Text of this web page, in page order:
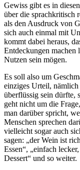
Gewiss gibt es in
über die sprachkritisch
als den Ausdruck von
sich auch einmal mit
kommt dabei heraus,
Entdeckungen machen
Nutzen sein mögen.
Es soll also um
einziges Urteil, nämlich
überflüssig sein dürfte,
geht nicht um die
man darüber spricht,
Menschen sprechen
vielleicht sogar auch
sagen: „der Wein ist
Essen“, „einfach
Dessert“ und so weiter.